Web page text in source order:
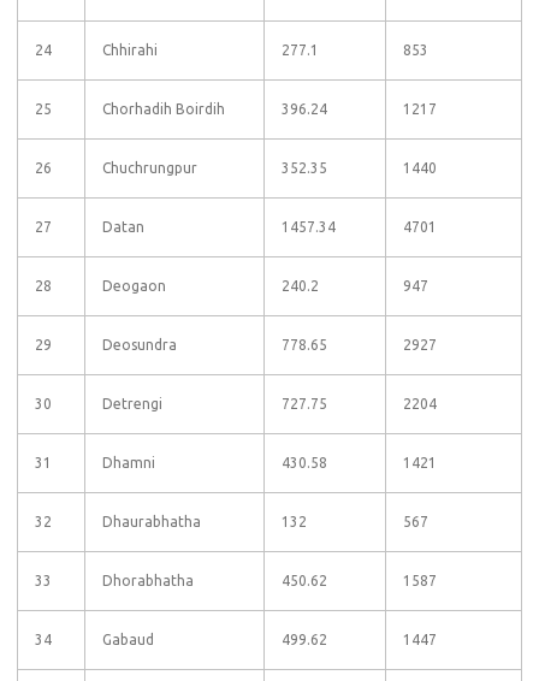
24 Chhirahi 277.1 853
25 Chorhadih Boirdih 396.24 1217
26 Chuchrungpur 352.35 1440
27 Datan 1457.34 4701
28 Deogaon 240.2 947
29 Deosundra 778.65 2927
30 Detrengi 727.75 2204
31 Dhamni 430.58 1421
32 Dhaurabhatha 132 567
33 Dhorabhatha 450.62 1587
34 Gabaud 499.62 1447